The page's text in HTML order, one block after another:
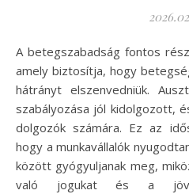
A betegszabadság fontos része a munkavállalók jogainak,
amely biztosítja, hogy
hátrányt elszenvedniük.
szabályozása jól kidolgozott,
dolgozók számára. Ez az
hogy a munkavállalók
között gyógyuljanak meg,
való jogukat és a